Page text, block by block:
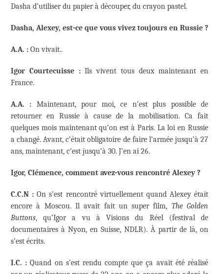
Dasha d’utiliser du papier à découper, du crayon pastel.
Dasha, Alexey, est-ce que vous vivez toujours en Russie ?
A.A. : On vivait..
Igor Courtecuisse :Ils vivent tous deux maintenant en
France.
A.A. : Maintenant, pour moi, ce n’est plus possible de
retourner en Russie à cause de la mobilisation. Ca fait
quelques mois maintenant qu’on est à Paris. La loi en Russie
a changé. Avant, c’était obligatoire de faire l’armée jusqu’à 27
ans, maintenant, c’est jusqu’à 30. J’en ai 26.
Igor, Clémence, comment avez-vous rencontré Alexey ?
C.C.N : On s’est rencontré virtuellement quand Alexey était
encore à Moscou. Il avait fait un super film, The Golden
Buttons, qu’Igor a vu à Visions du Réel (festival de
documentaires à Nyon, en Suisse, NDLR). À partir de là, on
s’est écrits.
I.C. : Quand on s’est rendu compte que ça avait été réalisé